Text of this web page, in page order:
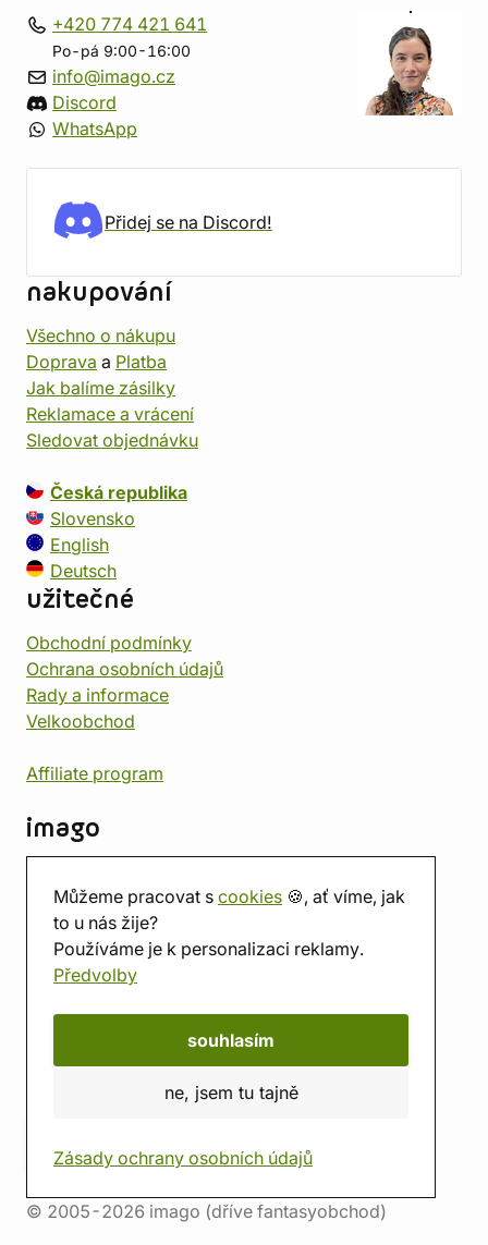
Můžeme pracovat s cookies 🍪, ať víme, jak
to u nás žije?
Používáme je k personalizaci reklamy.
Předvolby
souhlasím
ne, jsem tu tajně
Zásady ochrany osobních údajů
+420 774 421 641
Po-pá 9:00-16:00
info@imago.cz
Discord
WhatsApp
Přidej se na Discord!
nakupování
Všechno o nákupu
Doprava a Platba
Jak balíme zásilky
Reklamace a vrácení
Sledovat objednávku
Česká republika
Slovensko
English
Deutsch
užitečné
Obchodní podmínky
Ochrana osobních údajů
Rady a informace
Velkoobchod
Affiliate program
imago
Prodejna
Herna
O nás
Hodnocení obchodu
© 2005-2026 imago (dříve fantasyobchod)